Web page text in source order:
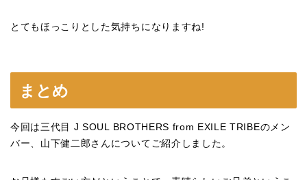
とてもほっこりとした気持ちになりますね!
まとめ
今回は三代目 J SOUL BROTHERS from EXILE TRIBEのメン
バー、山下健二郎さんについてご紹介しました。